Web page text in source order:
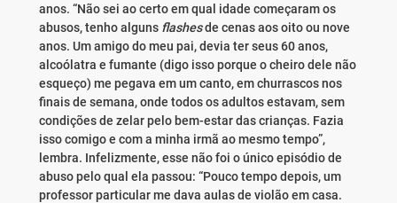
anos. “Não sei ao certo em qual idade começaram os
abusos, tenho alguns flashesde cenas aos oito ou nove
anos. Um amigo do meu pai, devia terseus 60 anos,
alcoólatra e fumante (digo isso porque o cheiro dele não
esqueço) me pegava em um canto, em churrascos nos
finais de semana, onde todos os adultos estavam, sem
condições de zelar pelo bem-estar das crianças. Fazia
isso comigo e com a minha irmã ao mesmo tempo”,
lembra. Infelizmente, esse não foi o único episódio de
abuso pelo qual ela passou: “Pouco tempo depois, um
professor particular me dava aulas de violão em casa.